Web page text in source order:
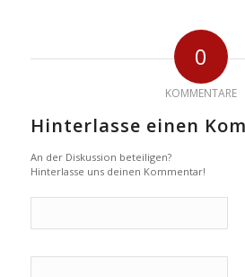
0
KOMMENTARE
Hinterlasse einen
An der Diskussion beteiligen?
Hinterlasse uns deinen Kommentar!